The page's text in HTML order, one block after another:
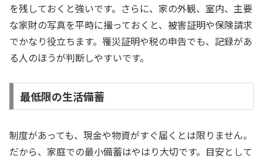
を残しておくと強いです。さらに、家の外観、室内、主要
な家財の写真を平時に撮っておくと、被害証明や保険請求
でかなり役立ちます。罹災証明や税の申告でも、記録があ
る人のほうが判断しやすいです。
最低限の生活備蓄
制度があっても、現金や物資がすぐ届くとは限りません。
だから、家庭での最小備蓄はやはり大切です。目安として